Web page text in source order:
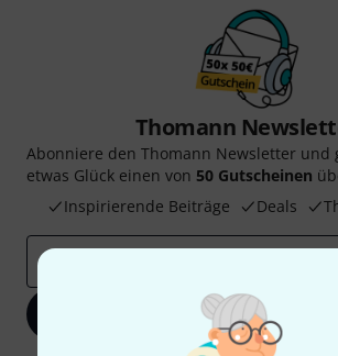
Thomann
Abonniere den Thomann Newsletter und
etwas Glück einen von 50 Gutscheinen
Inspirierende Beiträge
Deals
Jetzt anmelden